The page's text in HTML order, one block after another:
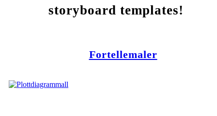
storyboard templates!
Fortellemaler